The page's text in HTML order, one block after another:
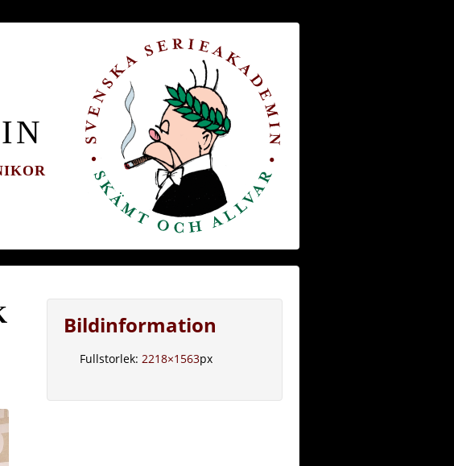
Bildinformation
Fullstorlek: 2218×1563px